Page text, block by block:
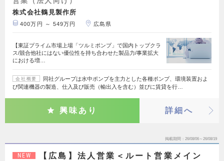
株式会社鶴見製作所
400万円 ～ 549万円 広島県
【東証プライム市場上場「ツルミポンプ」で国内トップクラ
ス/競合他社にはない優位性を持ち合わせた製品力/事業拡大
における増…
会社概要
同社グループは水中ポンプを主力とした各種ポンプ、環境装置およ
び関連機器の製造、仕入及び販売（輸出入を含む）並びに賃貸を行…
興味あり 詳細へ
掲載期間 26/08/06～26/08/19
NEW
【広島】法人営業＜ルート営業メイン